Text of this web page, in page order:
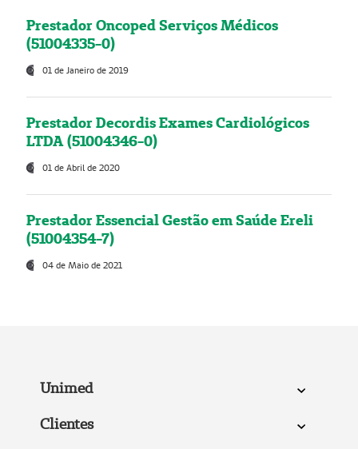
Prestador Oncoped Serviços Médicos
(51004335-0)
01 de Janeiro de 2019
Prestador Decordis Exames Cardiológicos
LTDA (51004346-0)
01 de Abril de 2020
Prestador Essencial Gestão em Saúde Ereli
(51004354-7)
04 de Maio de 2021
Unimed
Clientes